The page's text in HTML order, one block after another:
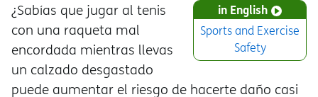
in English
Sports and Exercise
Safety
¿Sabías que jugar al tenis
con una raqueta mal
encordada mientras llevas
un calzado desgastado
puede aumentar el riesgo de hacerte daño casi